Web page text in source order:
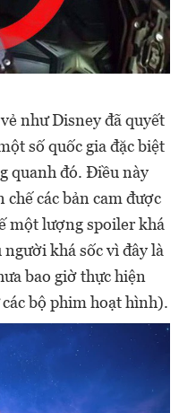
như Disney đã quyết
số quốc gia đặc biệt
quanh đó. Điều này
chế các bản cam được
một lượng spoiler khá
khá sốc vì đây là
bao giờ thực hiện
bộ phim hoạt hình).